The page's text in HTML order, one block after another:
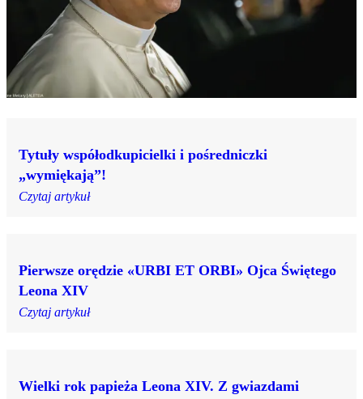
Tytuły współodkupicielki i pośredniczki
„wymiękają”!
Czytaj artykuł
Pierwsze orędzie «URBI ET ORBI» Ojca Świętego
Leona XIV
Czytaj artykuł
Wielki rok papieża Leona XIV. Z gwiazdami